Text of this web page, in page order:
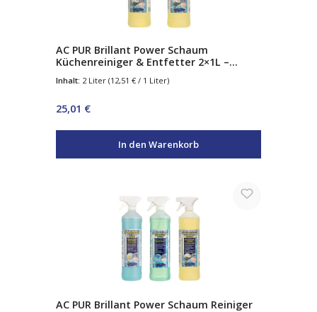
AC PUR Brillant Power Schaum
Küchenreiniger & Entfetter 2×1L –
& Arbeitsflächen
Inhalt: 2 Liter (12,51 € / 1 Liter)
Regulärer Preis:
25,01 €
In den Warenkorb
AC PUR Brillant Power Schaum Reiniger